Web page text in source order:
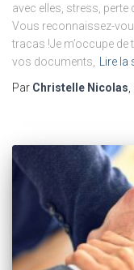
avec elles, stress, perte
Vous reconnaissez-
tracas !Je m’occupe
vos documents,
Lire la
Par Christelle Nicolas